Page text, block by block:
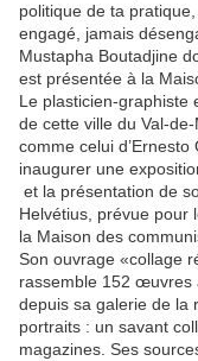
politique de ta
engagé, jamais
Mustapha Boutadjine
est présentée à la
Le plasticien-graphiste
de cette ville du Val-
comme celui
inaugurer une
et la présentation de
Helvétius, prévue pour
la Maison des
Son ouvrage «collage
rassemble 152 œuvres
depuis sa galerie de la
portraits : un savant
magazines. Ses